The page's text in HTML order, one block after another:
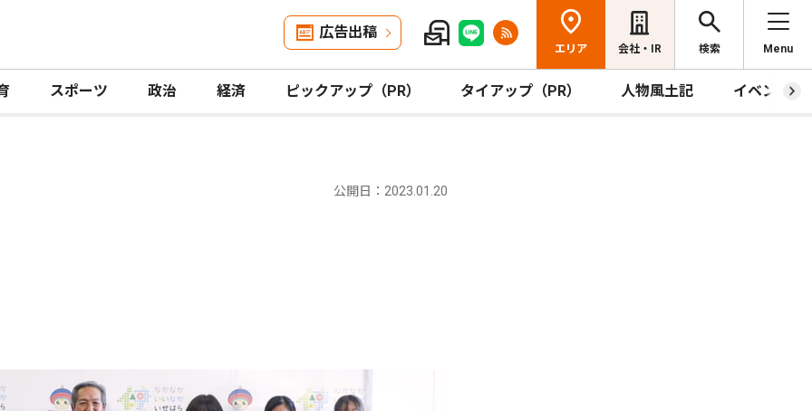
広告出稿
エリア 会社・IR 検索 Menu
スポーツ 政治 経済 ピックアップ（PR） タイアップ（PR） 人物風土記 イベント
公開日：2023.01.20